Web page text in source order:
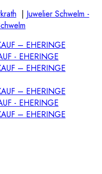
| Juwelier Schwelm -